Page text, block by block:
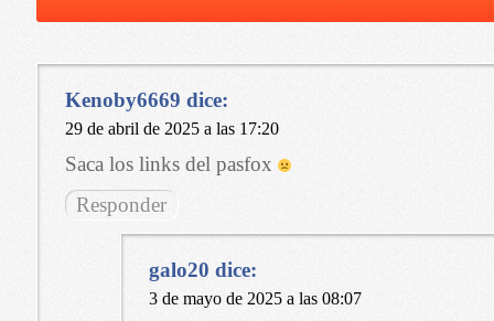
Kenoby6669 dice:
29 de abril de 2025 a las 17:20
Saca los links del pasfox
Responder
galo20 dice:
3 de mayo de 2025 a las 08:07